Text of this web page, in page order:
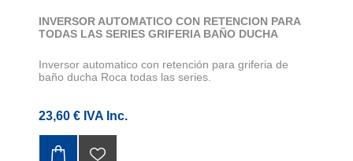
INVERSOR AUTOMATICO CON RETENCION PARA
TODAS LAS SERIES GRIFERIA BAÑO DUCHA
Inversor automatico con retención para griferia de
baño ducha Roca todas las series.
23,60 € IVA Inc.